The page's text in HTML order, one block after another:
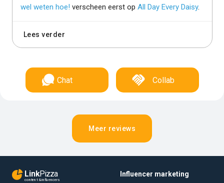
wel weten hoe! verscheen eerst op All Day Every Daisy.
Lees verder
Chat Collab
Meer reviews
LinkPizza
content & influencers
Influencer marketing